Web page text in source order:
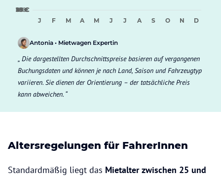
9 €
18 €
27 €
36 €
45 €
J
F M A M J J A S O N D
Antonia • Mietwagen Expertin
Die dargestellten Durchschnittspreise basieren auf vergangenen
Buchungsdaten und können je nach Land, Saison und Fahrzeugtyp
variieren. Sie dienen der Orientierung – der tatsächliche Preis
kann abweichen.
Altersregelungen für FahrerInnen
Standardmäßig liegt das Mietalter zwischen 25 und